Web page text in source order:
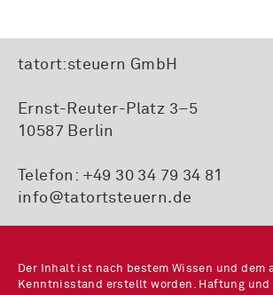
tatort:steuern GmbH
Ernst-Reuter-Platz 3–5
10587 Berlin
Telefon: +49 30 34 79 34 81
info@tatortsteuern.de
Der Inhalt ist nach bestem Wissen und dem
Kenntnisstand erstellt worden. Haftung und